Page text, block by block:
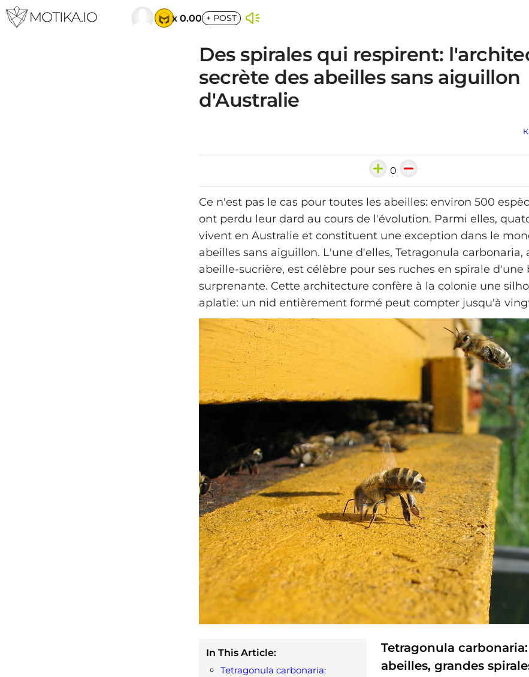
x 0.00 + POST
Des spirales qui respirent:
secrète des abeilles sans aiguillon
d'Australie
0
Ce n'est pas le cas pour toutes les abeilles: environ 500
ont perdu leur dard au cours de l'évolution. Parmi elles,
vivent en Australie et constituent une exception dans le
abeilles sans aiguillon. L'une d'elles, Tetragonula carbonaria,
abeille-sucrière, est célèbre pour ses ruches en spirale d'une
surprenante. Cette architecture confère à la colonie une
aplatie: un nid entièrement formé peut compter jusqu'à
In This Article:
Tetragonula carbonaria:
Tetragonula
abeilles, grandes